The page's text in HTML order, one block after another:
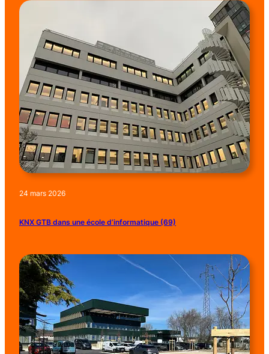
24 mars 2026
KNX GTB dans une école d’informatique (69)